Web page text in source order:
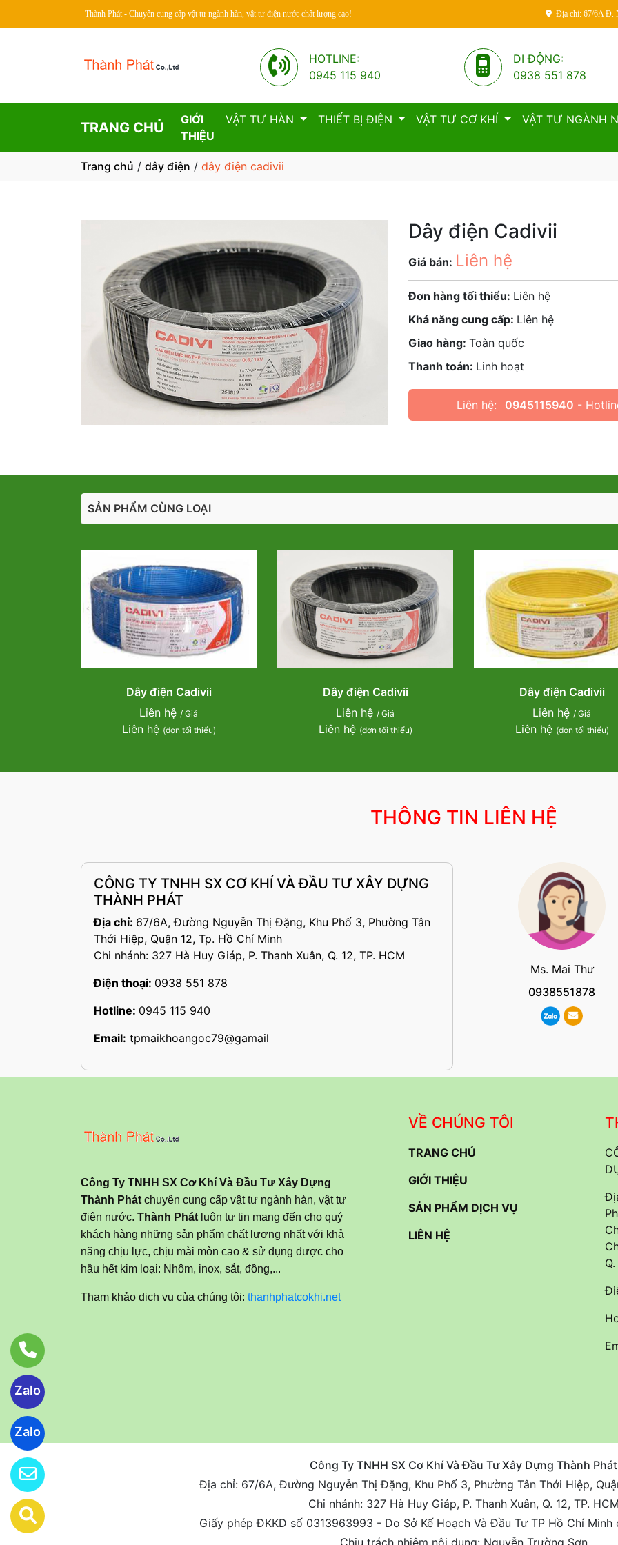
Zalo
Zalo
Thành Phát - Chuyên cung cấp vật tư ngành hàn, vật tư điện nước chất lượng cao! Địa chỉ: 67/6A Đ.
HOTLINE:
0945 115 940
DI ĐỘNG:
0938 551 878
TRANG CHỦ
GIỚI
THIỆU
VẬT TƯ HÀN THIẾT BỊ ĐIỆN VẬT TƯ CƠ KHÍ VẬT TƯ NGÀNH
Trang chủ / dây điện / dây điện cadivii
Dây điện Cadivii
Giá bán: Liên hệ
Đơn hàng tối thiểu: Liên hệ
Khả năng cung cấp: Liên hệ
Giao hàng: Toàn quốc
Thanh toán: Linh hoạt
Liên hệ: 0945115940 -
SẢN PHẨM CÙNG LOẠI
Dây điện Cadivii
Liên hệ / Giá
Liên hệ (đơn tối thiểu)
Dây điện Cadivii
Liên hệ / Giá
Liên hệ (đơn tối thiểu)
Dây điện Cadivii
Liên hệ / Giá
Liên hệ (đơn tối thiểu)
THÔNG TIN LIÊN HỆ
CÔNG TY TNHH SX CƠ KHÍ VÀ ĐẦU TƯ XÂY DỰNG
THÀNH PHÁT
Địa chỉ: 67/6A, Đường Nguyễn Thị Đặng, Khu Phố 3, Phường Tân
Thới Hiệp, Quận 12, Tp. Hồ Chí Minh
Chi nhánh: 327 Hà Huy Giáp, P. Thanh Xuân, Q. 12, TP. HCM
Điện thoại: 0938 551 878
Hotline: 0945 115 940
Email: tpmaikhoangoc79@gamail
Ms. Mai Thư
0938551878
Công Ty TNHH SX Cơ Khí Và Đầu Tư Xây Dựng
Thành Phát chuyên cung cấp vật tư ngành hàn, vật tư
điện nước. Thành Phát luôn tự tin mang đến cho quý
khách hàng những sản phẩm chất lượng nhất với khả
năng chịu lực, chịu mài mòn cao & sử dụng được cho
hầu hết kim loại: Nhôm, inox, sắt, đồng,...
Tham khảo dịch vụ của chúng tôi: thanhphatcokhi.net
VỀ CHÚNG TÔI
TRANG CHỦ
GIỚI THIỆU
SẢN PHẨM DỊCH VỤ
LIÊN HỆ
Công Ty TNHH SX Cơ Khí Và Đầu Tư Xây Dựng Thành Phát
Địa chỉ: 67/6A, Đường Nguyễn Thị Đặng, Khu Phố 3, Phường Tân Thới Hiệp,
Chi nhánh: 327 Hà Huy Giáp, P. Thanh Xuân, Q. 12, TP.
Giấy phép ĐKKD số 0313963993 - Do Sở Kế Hoạch Và Đầu Tư TP Hồ Chí
Chịu trách nhiệm nội dung: Nguyễn Trường Sơn